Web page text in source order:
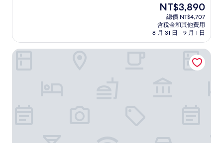
太
棒
現
價
格
為
NT$3,890
NT$3,890
總價 NT$4,707
含稅金和其他費用
8 月 31 日 - 9 月 1 日
水之都那霸飯店